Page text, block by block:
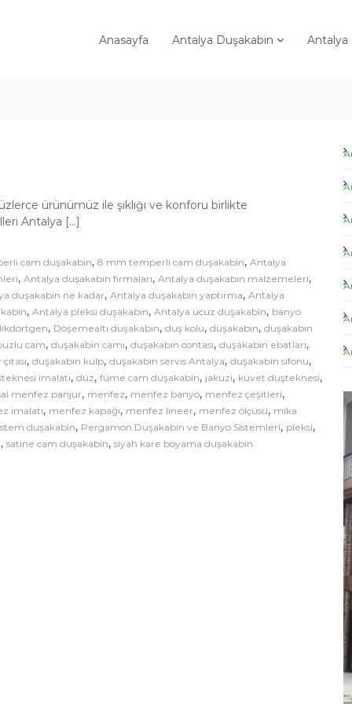
Anasayfa Antalya Duşakabin Antalya
ürünümüz ile şıklığı ve konforu birlikte
Antalya […]
cam duşakabin, 8 mm temperli cam duşakabin, Antalya
, Antalya duşakabin firmaları, Antalya duşakabin malzemeleri,
duşakabin ne kadar, Antalya duşakabin yaptırma, Antalya
, Antalya pleksi duşakabin, Antalya ucuz duşakabin, banyo
, Döşemealtı duşakabin, duş kolu, duşakabin, duşakabin
cam, duşakabin camı, duşakabin contası, duşakabin ebatları,
, duşakabin kulp, duşakabin servis Antalya, duşakabin sifonu,
imalatı, düz, füme cam duşakabin, jakuzi, küvet duşteknesi,
menfez panjur, menfez, menfez banyo, menfez çeşitleri,
imalatı, menfez kapağı, menfez lineer, menfez ölçüsü, mika
duşakabin, Pergamon Duşakabin ve Banyo Sistemleri, pleksi,
, satine cam duşakabin, siyah kare boyama duşakabin
V
i
o
o
y
n
a
t
ı
c
ı